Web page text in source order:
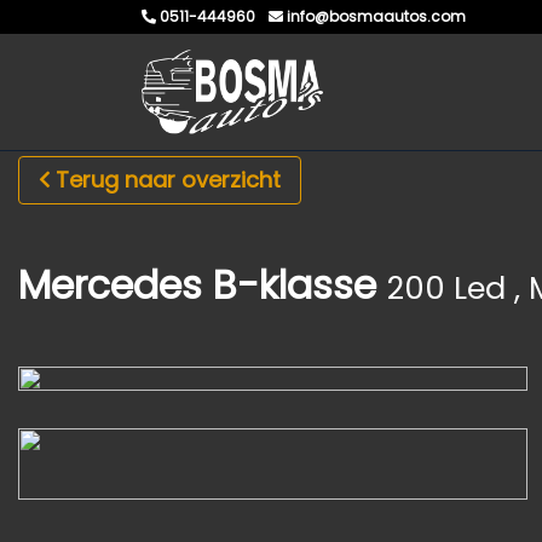
0511-444960 info@bosmaautos.com
Terug naar overzicht
Mercedes B-klasse 200 Led ,